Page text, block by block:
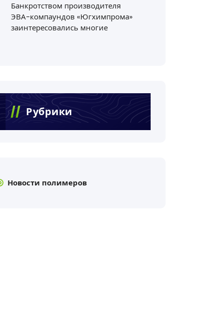
Банкротством производителя
ЭВА-компаундов «Югхимпрома»
заинтересовались многие
Рубрики
Новости полимеров